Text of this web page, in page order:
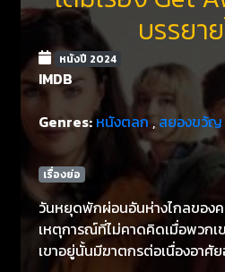
บรรยา
หนังปี 2024
IMDB
Genres: หนังตลก, สยองขวัญ
เรื่องย่อ
วันหยุดพักผ่อนอันห่างไกลของ
เหตุการณ์ที่ไม่คาดคิดเมื่อพวกเ
เขาอยู่นั้นมีฆาตกรต่อเนื่องอาศั